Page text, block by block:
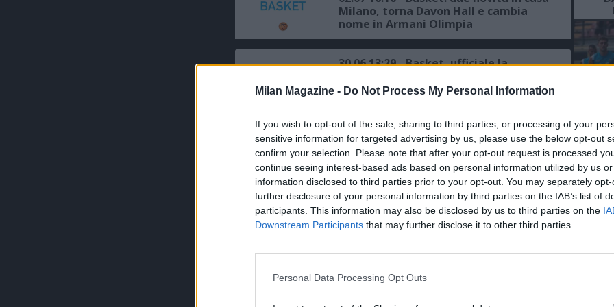
Milan Magazine - Do Not Process My Personal Information
If you wish to opt-out of the sale, sharing to third parties, or processing of your
sensitive information for targeted advertising by us, please use the below opt-out
confirm your selection. Please note that after your opt-out request is processed
continue seeing interest-based ads based on personal information utilized by us
information disclosed to third parties prior to your opt-out. You may separately
further disclosure of your personal information by third parties on the IAB’s list of
participants. This information may also be disclosed by us to third parties on the
Downstream Participants that may further disclose it to other third parties.
Personal Data Processing Opt Outs
Milano, torna Davon Hall e cambia
nome in Armani Olimpia
30.06 13:29 - Basket, ufficiale la
Messina: "Ha un posto nella storia del
29.06 15:13 - Basket: Milano
ufficializza Burnell e monitora
Fontecchio
26.06 13:02 - Basket, Ettore Messina
lascia l'Olimpia Milano dopo 7 anni
25.06 13:55 - Basket: primo colpo per
Milano, arriva il campione d'Europa
Alec Peters
del